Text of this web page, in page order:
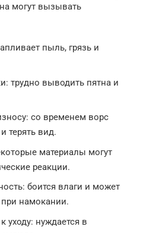
могут вызывать
пыль, грязь и
трудно выводить пятна и
со временем ворс
терять вид.
материалы могут
реакции.
боится влаги и может
намокании.
уходу: нуждается в